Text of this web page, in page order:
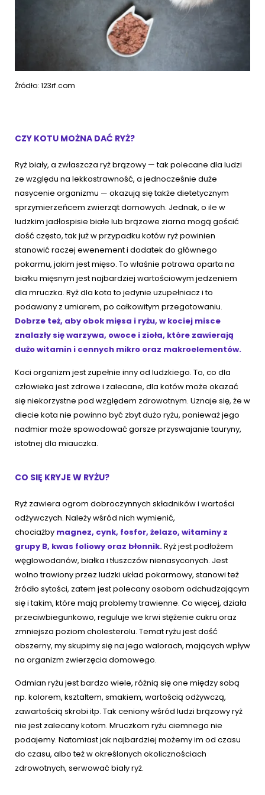
Źródło: 123rf.com
CZY KOTU MOŻNA DAĆ RYŻ?
Ryż biały, a zwłaszcza ryż brązowy — tak polecane dla ludzi
ze względu na lekkostrawność, a jednocześnie duże
nasycenie organizmu — okazują się także dietetycznym
sprzymierzeńcem zwierząt domowych. Jednak, o ile w
ludzkim jadłospisie białe lub brązowe ziarna mogą gościć
dość często, tak już w przypadku kotów ryż powinien
stanowić raczej ewenement i dodatek do głównego
pokarmu, jakim jest mięso. To właśnie potrawa oparta na
białku mięsnym jest najbardziej wartościowym jedzeniem
dla mruczka. Ryż dla kota to jedynie uzupełniacz i to
podawany z umiarem, po całkowitym przegotowaniu.
Dobrze też, aby obok mięsa i ryżu, w kociej misce
znalazły się warzywa, owoce i zioła, które zawierają
dużo witamin i cennych mikro oraz makroelementów.
Koci organizm jest zupełnie inny od ludzkiego. To, co dla
człowieka jest zdrowe i zalecane, dla kotów może okazać
się niekorzystne pod względem zdrowotnym. Uznaje się, że w
diecie kota nie powinno być zbyt dużo ryżu, ponieważ jego
nadmiar może spowodować gorsze przyswajanie tauryny,
istotnej dla miauczka.
CO SIĘ KRYJE W RYŻU?
Ryż zawiera ogrom dobroczynnych składników i wartości
odżywczych. Należy wśród nich wymienić,
chociażby magnez, cynk, fosfor, żelazo, witaminy z
grupy B, kwas foliowy oraz błonnik.Ryż jest podłożem
węglowodanów, białka i tłuszczów nienasyconych. Jest
wolno trawiony przez ludzki układ pokarmowy, stanowi też
źródło sytości, zatem jest polecany osobom odchudzającym
się i takim, które mają problemy trawienne. Co więcej, działa
przeciwbiegunkowo, reguluje we krwi stężenie cukru oraz
zmniejsza poziom cholesterolu. Temat ryżu jest dość
obszerny, my skupimy się na jego walorach, mających wpływ
na organizm zwierzęcia domowego.
Odmian ryżu jest bardzo wiele, różnią się one między sobą
np. kolorem, kształtem, smakiem, wartością odżywczą,
zawartością skrobi itp. Tak ceniony wśród ludzi brązowy ryż
nie jest zalecany kotom. Mruczkom ryżu ciemnego nie
podajemy. Natomiast jak najbardziej możemy im od czasu
do czasu, albo też w określonych okolicznościach
zdrowotnych, serwować biały ryż.